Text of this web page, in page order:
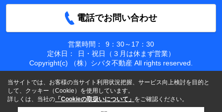
電話でお問い合わせ
営業時間：
9：30～17：30
定休日：
日・祝日（３月は休まず営業）
Copyright(c) （株）シバタ不動産 All rights reserved.
当サイトでは、お客様の当サイト利用状況把握、サービス向上検討を目的と
して、クッキー（Cookie）を使用しています。
詳しくは、当社の 「Cookieの取扱いについて」 をご確認ください。